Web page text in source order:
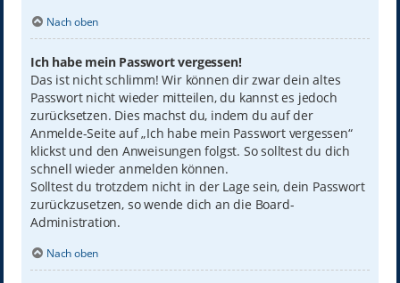
Nach oben
Ich habe mein Passwort vergessen!
Das ist nicht schlimm! Wir können dir zwar dein altes
Passwort nicht wieder mitteilen, du kannst es jedoch
zurücksetzen. Dies machst du, indem du auf der
Anmelde-Seite auf „Ich habe mein Passwort vergessen“
klickst und den Anweisungen folgst. So solltest du dich
schnell wieder anmelden können.
Solltest du trotzdem nicht in der Lage sein, dein Passwort
zurückzusetzen, so wende dich an die Board-
Administration.
Nach oben